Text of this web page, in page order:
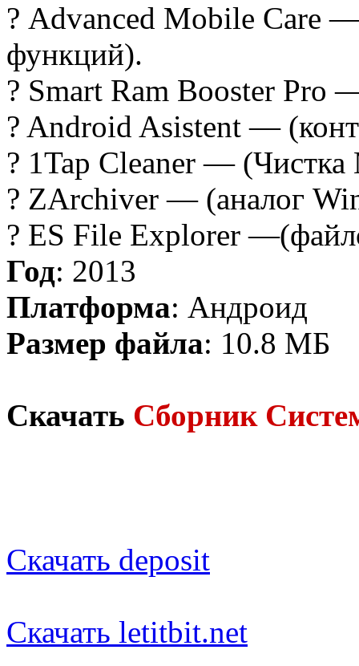
? Advanced Mobile Care
функций).
? Smart Ram Booster Pro
? Android Asistent —
? 1Tap Cleaner —
? ZArchiver — (аналог
? ES File Explorer
Год: 2013
Платформа: Андроид
Размер файла: 10.8 МБ
Скачать Сборник
Скачать deposit
Скачать letitbit.net